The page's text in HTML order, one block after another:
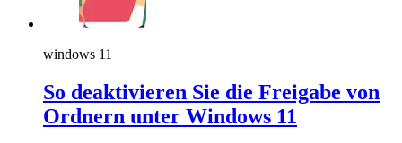
windows 11
So deaktivieren Sie die Freigabe von
Ordnern unter Windows 11